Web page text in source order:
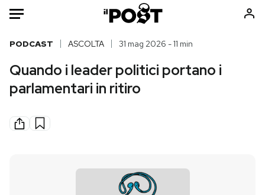
Auto
HOME
Mondo
Politica
Ok Boomer!
Media
PODCAST ASCOLTA 31 mag 2026 - 11 min
Quando i leader politici portano i
parlamentari in ritiro